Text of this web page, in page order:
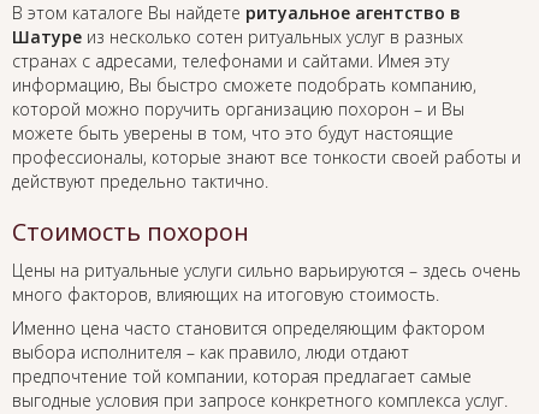
В этом каталоге Вы найдете ритуальное агентство в
Шатуре из несколько сотен ритуальных услуг в разных
странах с адресами, телефонами и сайтами. Имея эту
информацию, Вы быстро сможете подобрать компанию,
которой можно поручить организацию похорон – и Вы
можете быть уверены в том, что это будут настоящие
профессионалы, которые знают все тонкости своей работы и
действуют предельно тактично.
Стоимость похорон
Цены на ритуальные услуги сильно варьируются – здесь очень
много факторов, влияющих на итоговую стоимость.
Именно цена часто становится определяющим фактором
выбора исполнителя – как правило, люди отдают
предпочтение той компании, которая предлагает самые
выгодные условия при запросе конкретного комплекса услуг.